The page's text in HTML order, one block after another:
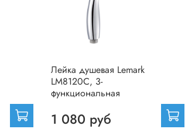
Лейка душевая Lemark
LM8120C, 3-
функциональная
1 080 руб